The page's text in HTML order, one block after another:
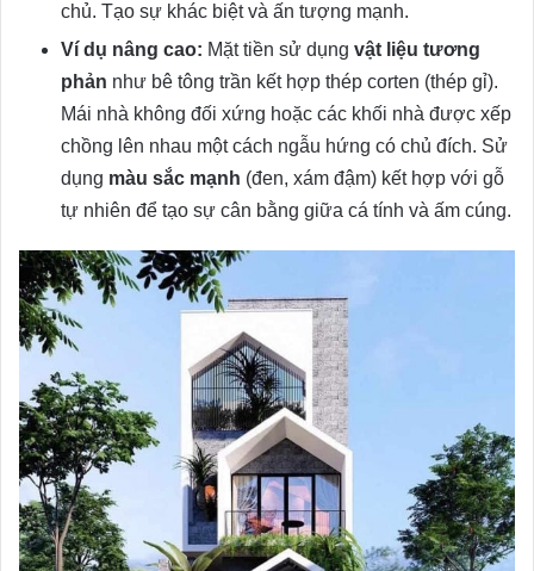
chủ. Tạo sự khác biệt và ấn tượng mạnh.
Ví dụ nâng cao: Mặt tiền sử dụng vật liệu tương
phản như bê tông trần kết hợp thép corten (thép gỉ).
Mái nhà không đối xứng hoặc các khối nhà được xếp
chồng lên nhau một cách ngẫu hứng có chủ đích. Sử
dụng màu sắc mạnh (đen, xám đậm) kết hợp với gỗ
tự nhiên để tạo sự cân bằng giữa cá tính và ấm cúng.